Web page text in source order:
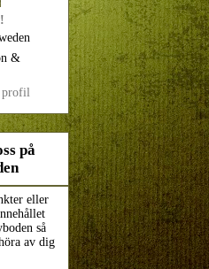
&
profil
på
eller
så
av dig